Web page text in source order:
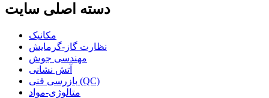
دسته اصلی سایت
مکانیک
نظارت گاز-گرمایش
مهندسی جوش
آتش نشانی
بازرسی فنی (QC)
متالوژی-مواد